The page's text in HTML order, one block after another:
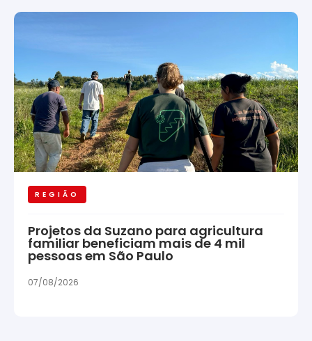
REGIÃO
Projetos da Suzano para agricultura
familiar beneficiam mais de 4 mil
pessoas em São Paulo
07/08/2026